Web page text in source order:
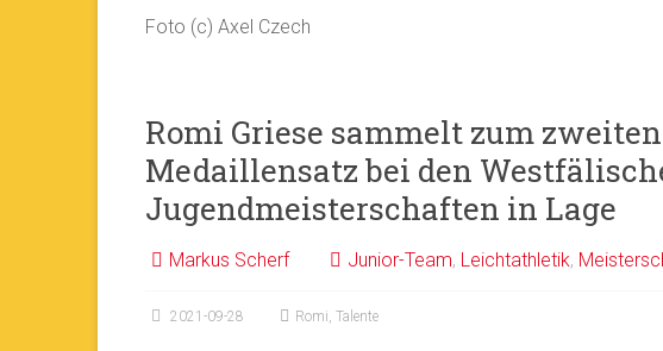
Foto (c) Axel Czech
Romi Griese sammelt zum
Medaillensatz bei den
Jugendmeisterschaften in Lage
Markus Scherf Junior-Team, Leichtathletik,
2021-09-28 Romi, Talente